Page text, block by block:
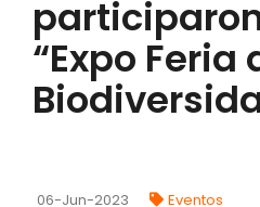
FORTALECIMIENTO DE
ALIMENTICIOS
BIODIVERSIDAD Y
“Expo Feria
06-Jun-2023 Eventos